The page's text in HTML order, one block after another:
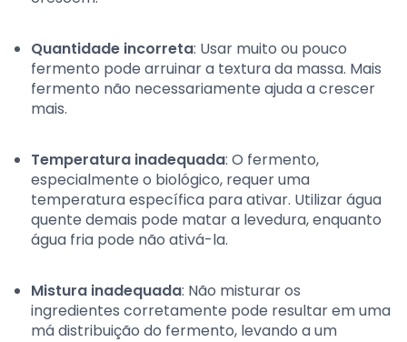
Quantidade incorreta: Usar muito ou pouco
fermento pode arruinar a textura da massa. Mais
fermento não necessariamente ajuda a crescer
mais.
Temperatura inadequada: O fermento,
especialmente o biológico, requer uma
temperatura específica para ativar. Utilizar água
quente demais pode matar a levedura, enquanto
água fria pode não ativá-la.
Mistura inadequada: Não misturar os
ingredientes corretamente pode resultar em uma
má distribuição do fermento, levando a um